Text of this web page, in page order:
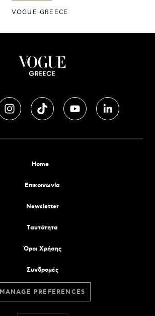
VOGUE GREECE
Home
Επικοινωνία
Newsletter
Tαυτότητα
Όροι Χρήσης
Συνδρομές
MANAGE PREFERENCES